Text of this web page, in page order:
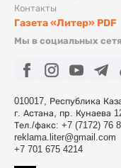
Контакты
Газета «Литер» PDF
Мы в социальных
010017, Республика
г. Астана, пр. Кунаева
Тел./факс: +7 (7172) 76
reklama.liter@gmail.com
+7 701 675 4214